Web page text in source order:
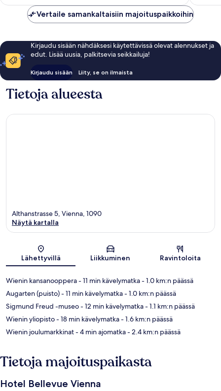
Vertaile samankaltaisiin majoituspaikkoihin
Kirjaudu sisään nähdäksesi käytettävissä olevat alennukset ja
edut. Lisää uusia, palkitsevia seikkailuja!
Kirjaudu sisään Liity, se on ilmaista
Tietoja alueesta
Kartta
Althanstrasse 5, Vienna, 1090
Näytä kartalla
Lähettyvillä Liikkuminen Ravintoloita
Wienin kansanooppera- 11 min kävelymatka- 1.0 km:n päässä
Augarten (puisto)- 11 min kävelymatka- 1.0 km:n päässä
Sigmund Freud -museo- 12 min kävelymatka- 1.1 km:n päässä
Wienin yliopisto- 18 min kävelymatka- 1.6 km:n päässä
Wienin joulumarkkinat- 4 min ajomatka- 2.4 km:n päässä
Tietoja majoituspaikasta
Hotel Bellevue Vienna